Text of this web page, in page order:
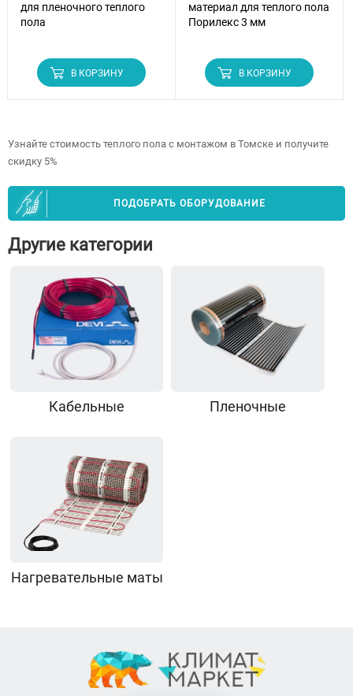
для пленочного теплого
пола
В КОРЗИНУ
материал для теплого пола
Порилекс 3 мм
В КОРЗИНУ
Узнайте стоимость теплого пола с монтажом в Томске и получите
скидку 5%
ПОДОБРАТЬ ОБОРУДОВАНИЕ
Другие категории
Кабельные Пленочные
Нагревательные маты